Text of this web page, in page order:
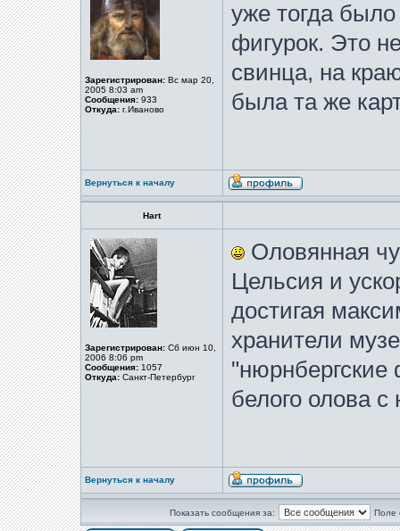
Зарегистрирован: Вс мар 20,
2005 8:03 am
Сообщения: 933
Откуда: г.Иваново
уже тогда
фигурок. Это
свинца, на
была та же
Вернуться к началу
Hart
Зарегистрирован: Сб июн 10,
2006 8:06 pm
Сообщения: 1057
Откуда: Санкт-Петербург
Оловянная
Цельсия и
достигая
хранители
"нюрнбергские
белого олова
Вернуться к началу
Показать сообщения за: Поле